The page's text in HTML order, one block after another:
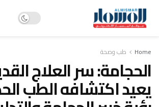
Home طب وصحة
الحجامة: سر العلاج
يعيد اكتشافه الطب